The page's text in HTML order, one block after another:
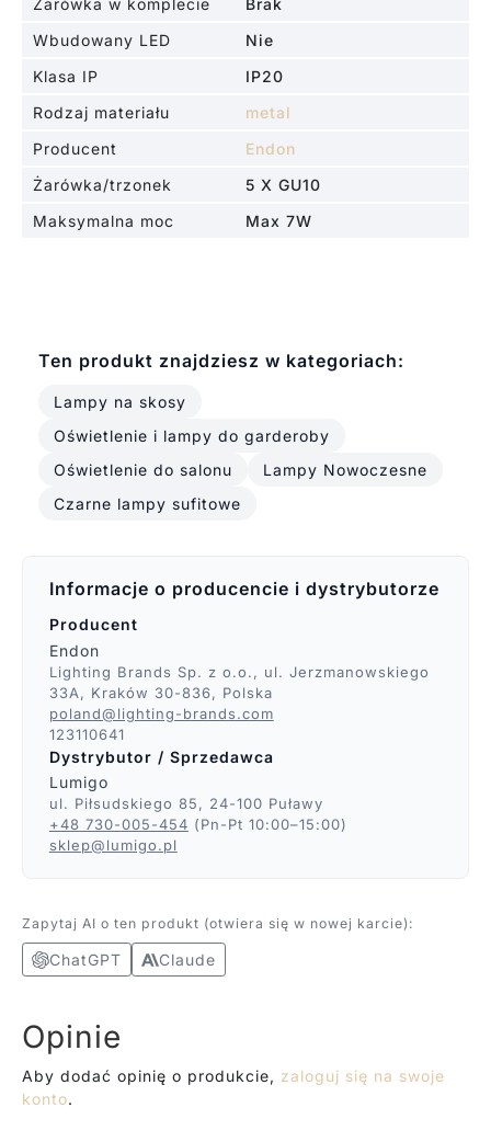
Żarówka w komplecie
Brak
Wbudowany LED
Nie
Klasa IP
IP20
Rodzaj materiału
metal
Producent
Endon
Żarówka/trzonek
5 X GU10
Maksymalna moc
Max 7W
Ten produkt znajdziesz w kategoriach:
Lampy na skosy
Oświetlenie i lampy do garderoby
Oświetlenie do salonu
Lampy Nowoczesne
Czarne lampy sufitowe
Informacje o producencie i dystrybutorze
Producent
Endon
Lighting Brands Sp. z o.o., ul. Jerzmanowskiego
33A, Kraków 30-836, Polska
poland@lighting-brands.com
123110641
Dystrybutor / Sprzedawca
Lumigo
ul. Piłsudskiego 85, 24-100 Puławy
+48 730-005-454 (Pn-Pt 10:00–15:00)
sklep@lumigo.pl
Zapytaj AI o ten produkt (otwiera się w nowej karcie):
ChatGPT Claude
Opinie
Aby dodać opinię o produkcie, zaloguj się na swoje
konto.